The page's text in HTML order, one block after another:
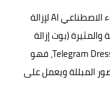
فهو تطبيق تلقائي يستخدام تقنية الذكاء الاصطناعي AI لإزالة
(بوت إزالة
الملابس تليجرام) Telegram Dress Remover Bot APK 1.2، فهو
المبللة ويعمل على